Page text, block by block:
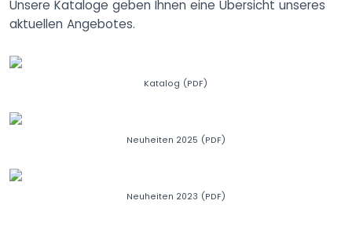
Unsere Kataloge geben Ihnen eine Übersicht unseres
aktuellen Angebotes.
Katalog (PDF)
Neuheiten 2025 (PDF)
Neuheiten 2023 (PDF)